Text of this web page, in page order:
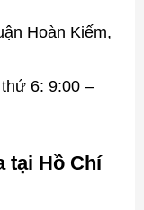
Hoàn Kiếm,
6: 9:00 –
tại Hồ Chí